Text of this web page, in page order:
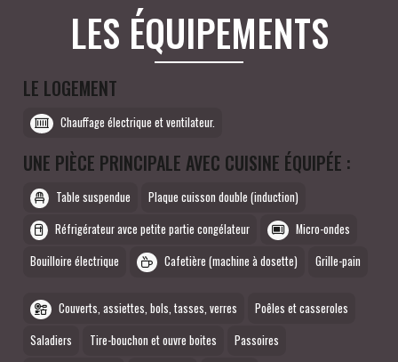
LES ÉQUIPEMENTS
LE LOGEMENT
Chauffage électrique et ventilateur.
UNE PIÈCE PRINCIPALE AVEC CUISINE ÉQUIPÉE :
Table suspendue
Plaque cuisson double (induction)
Réfrigérateur avce petite partie congélateur
Micro-ondes
Bouilloire électrique
Cafetière (machine à dosette) Grille-pain
Couverts, assiettes, bols, tasses, verres
Poêles et casseroles
Saladiers
Tire-bouchon et ouvre boites
Passoires